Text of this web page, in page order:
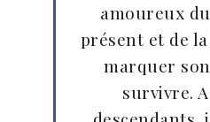
amoureux du
présent et de
marquer
survivre.